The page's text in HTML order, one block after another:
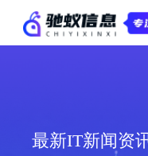
最新IT新闻资